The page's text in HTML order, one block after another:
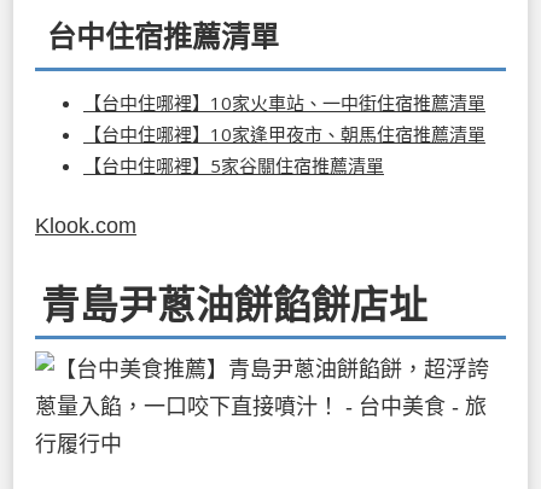
台中住宿推薦清單
【台中住哪裡】10家火車站、一中街住宿推薦清單
【台中住哪裡】10家逢甲夜市、朝馬住宿推薦清單
【台中住哪裡】5家谷關住宿推薦清單
Klook.com
青島尹蔥油餅餡餅店址